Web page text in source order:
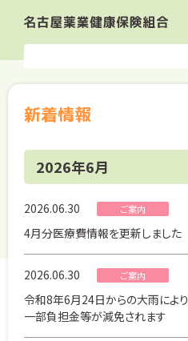
新着情報
2026年6月
2026.06.30 ご案内
4月分医療費情報を更新しました
2026.06.30 ご案内
令和8年6月24日からの大雨によ
一部負担金等が減免されます